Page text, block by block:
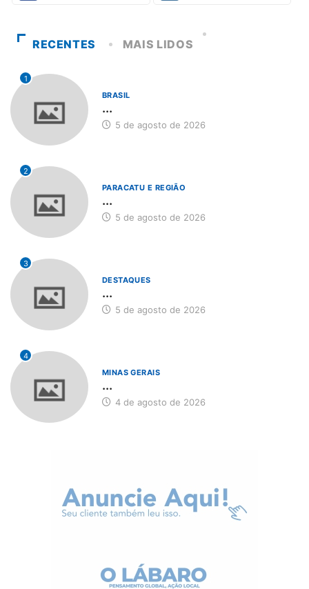
RECENTES MAIS LIDOS
1
BRASIL
...
5 de agosto de 2026
2
PARACATU E REGIÃO
...
5 de agosto de 2026
3
DESTAQUES
...
5 de agosto de 2026
4
MINAS GERAIS
...
4 de agosto de 2026